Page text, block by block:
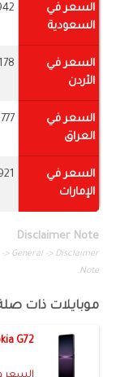
السعر في
السعودية
942 ريال
السعر في
الأردن
178 دينار
السعر في
العراق
السعر في
الإمارات
921 درهم
Disclaimer Note
> General -> Disclaimer
Note.
موبايلات ذات
G72